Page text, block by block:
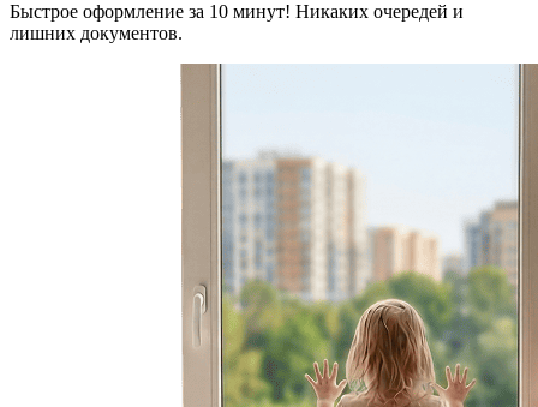
Быстрое оформление за 10 минут! Никаких очередей и
лишних документов.